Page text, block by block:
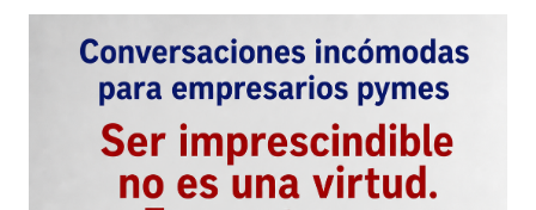
Enviar Comentario